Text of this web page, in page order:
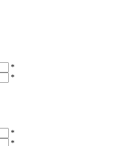
*
*
*
*